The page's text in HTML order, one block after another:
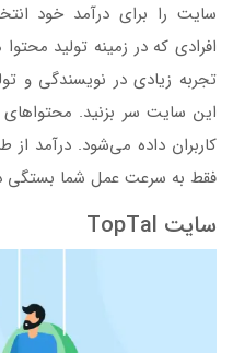
سایت را برای درآمد خود
افرادی که در زمینه تولید
تجربه زیادی در نویسندگی و
این سایت سر بزنید.
کاربران داده می‌شود. درآمد
فقط به سرعت عمل شما بستگی
سایت TopTal